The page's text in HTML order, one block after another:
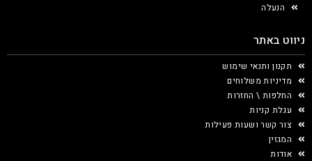
הנעלה
ניווט באתר
תקנון ותנאי שימוש
מדיניות משלוחים
החלפות \ החזרות
עגלת קניות
צור קשר ושעות פעילות
המגזין
אודות